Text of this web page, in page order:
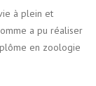
à plein et
a pu réaliser
en zoologie